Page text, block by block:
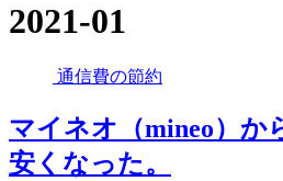
2021-01
通信費の節約
マイネオ（mineo）か
安くなった。